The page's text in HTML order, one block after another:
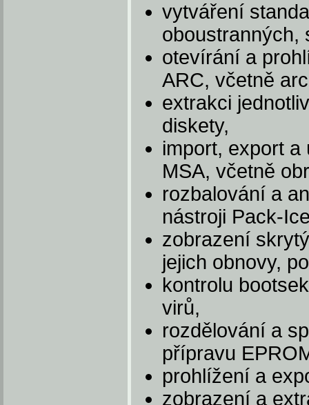
vytváření
oboustranných,
otevírání a
ARC, včetně
extrakci
diskety,
import, export
MSA, včetně
rozbalování a
nástroji Pack-
zobrazení
jejich obnovy,
kontrolu
virů,
rozdělování a
přípravu
prohlížení a
zobrazení a